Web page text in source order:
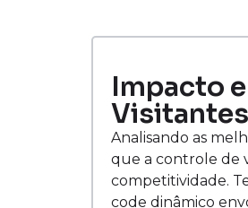
Impacto
Analisando as
que a controle de
competitividade.
code dinâmico